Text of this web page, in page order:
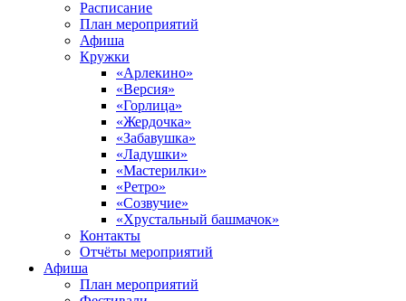
Расписание
План мероприятий
Афиша
Кружки
«Арлекино»
«Версия»
«Горлица»
«Жердочка»
«Забавушка»
«Ладушки»
«Мастерилки»
«Ретро»
«Созвучие»
«Хрустальный башмачок»
Контакты
Отчёты мероприятий
Афиша
План мероприятий